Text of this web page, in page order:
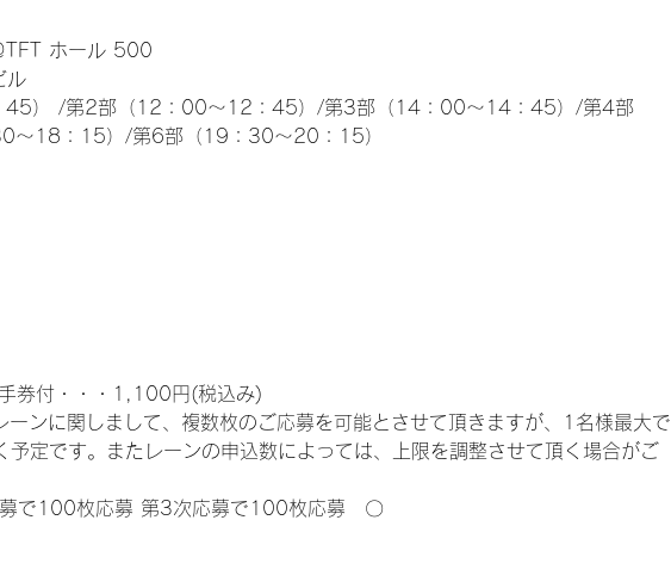
TFT ホール 500
ル
45） /第2部（12：00～12：45）/第3部（14：00～14：45）/第4部
～18：15）/第6部（19：30～20：15）
券付・・・1,100円(税込み)
ンに関しまして、複数枚のご応募を可能とさせて頂きますが、1名様最大で
定です。またレーンの申込数によっては、上限を調整させて頂く場合がご
で100枚応募 第3次応募で100枚応募　〇